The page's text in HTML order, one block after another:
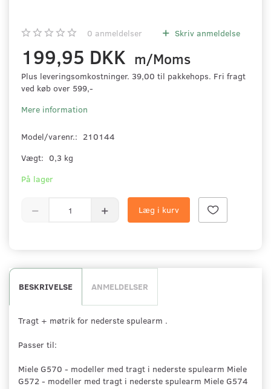
0 anmeldelser Skriv anmeldelse
199,95 DKK m/Moms
Plus leveringsomkostninger. 39,00 til pakkehops. Fri fragt
ved køb over 599,-
Mere information
Model/varenr.: 210144
Vægt: 0,3 kg
På lager
Læg i kurv
BESKRIVELSE ANMELDELSER
Tragt + møtrik for nederste spulearm .
Passer til:
Miele G570 - modeller med tragt i nederste spulearm Miele
G572 - modeller med tragt i nederste spulearm Miele G574